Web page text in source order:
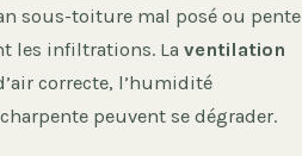
sous-toiture mal posé ou pente
les infiltrations. La ventilation
correcte, l’humidité
peuvent se dégrader.